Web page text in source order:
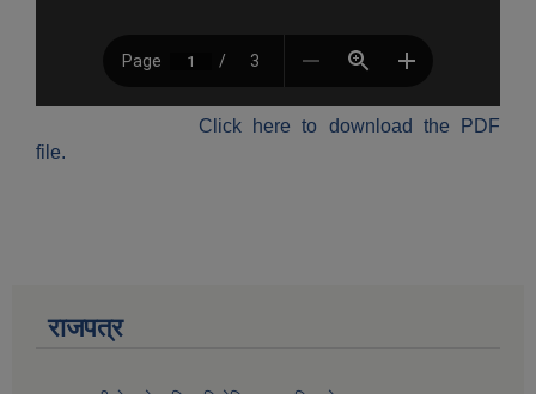
Click here to download the PDF
file.
राजपत्र